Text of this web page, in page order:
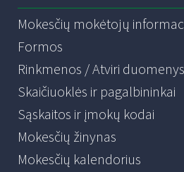
Mokesčių mokėtojų
Formos
Rinkmenos / Atviri duomenys
Skaičiuoklės ir pagalbininkai
Sąskaitos ir įmokų kodai
Mokesčių žinynas
Mokesčių kalendorius